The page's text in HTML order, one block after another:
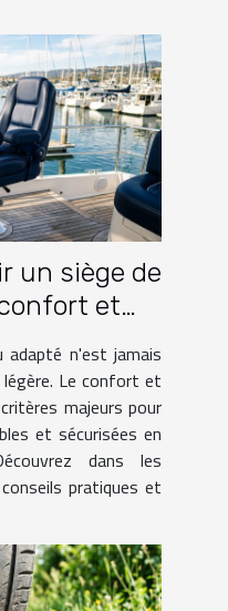
un siège de
et
adapté n'est jamais
légère. Le confort et
majeurs pour
et sécurisées en
dans les
pratiques et